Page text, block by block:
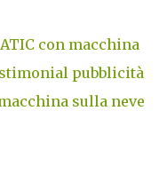
con macchina
pubblicità
sulla neve